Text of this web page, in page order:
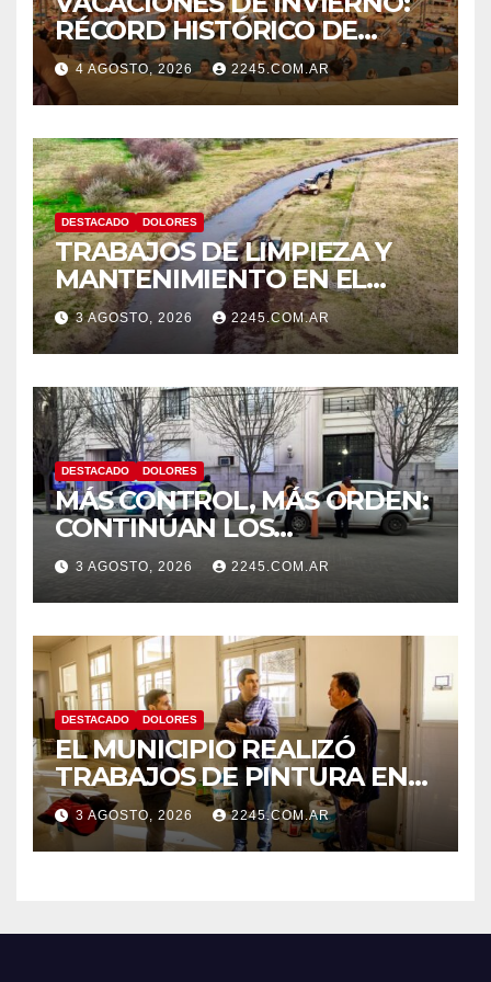
RÉCORD HISTÓRICO DE
VISITANTES Y RECAUDACIÓN
EN EL PARQUE TERMAL DE
DOLORES
4 AGOSTO, 2026 2245.COM.AR
DESTACADO DOLORES
TRABAJOS DE LIMPIEZA Y
MANTENIMIENTO EN EL
CANAL LA PICASA
3 AGOSTO, 2026 2245.COM.AR
DESTACADO DOLORES
MÁS CONTROL, MÁS ORDEN:
CONTINÚAN LOS
OPERATIVOS PREVENTIVOS
DE TRÁNSITO EN DOLORES
3 AGOSTO, 2026 2245.COM.AR
DESTACADO DOLORES
EL MUNICIPIO REALIZÓ
TRABAJOS DE PINTURA EN
LA ESCUELA N.º 10
3 AGOSTO, 2026 2245.COM.AR